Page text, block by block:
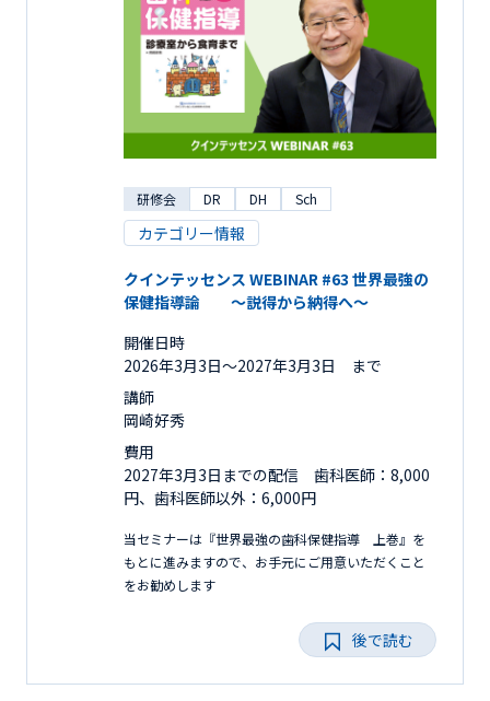
研修会 DR DH Sch
カテゴリー情報
クインテッセンス WEBINAR #63 世界最強の
保健指導論 ～説得から納得へ～
開催日時
2026年3月3日〜2027年3月3日 まで
講師
岡崎好秀
費用
2027年3月3日までの配信 歯科医師：8,000
円、歯科医師以外：6,000円
当セミナーは『世界最強の歯科保健指導 上巻』を
もとに進みますので、お手元にご用意いただくこと
をお勧めします
後で読む